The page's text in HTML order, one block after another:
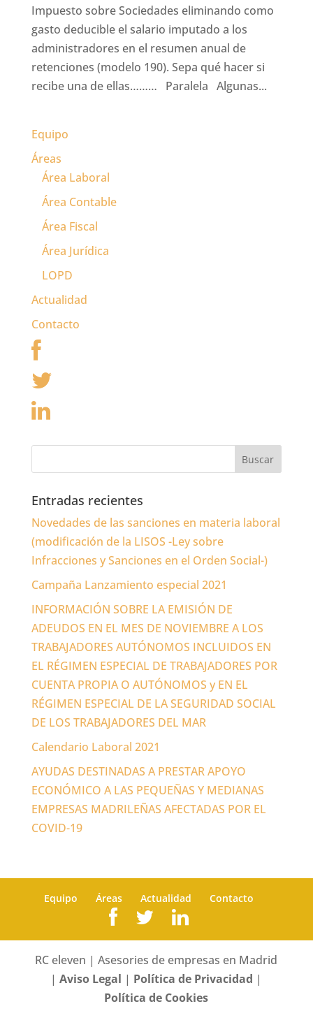
Impuesto sobre Sociedades eliminando como
gasto deducible el salario imputado a los
administradores en el resumen anual de
retenciones (modelo 190). Sepa qué hacer si
recibe una de ellas……… Paralela Algunas...
Equipo
Áreas
Área Laboral
Área Contable
Área Fiscal
Área Jurídica
LOPD
Actualidad
Contacto
Entradas recientes
Novedades de las sanciones en materia laboral
(modificación de la LISOS -Ley sobre
Infracciones y Sanciones en el Orden Social-)
Campaña Lanzamiento especial 2021
INFORMACIÓN SOBRE LA EMISIÓN DE
ADEUDOS EN EL MES DE NOVIEMBRE A LOS
TRABAJADORES AUTÓNOMOS INCLUIDOS EN
EL RÉGIMEN ESPECIAL DE TRABAJADORES POR
CUENTA PROPIA O AUTÓNOMOS y EN EL
RÉGIMEN ESPECIAL DE LA SEGURIDAD SOCIAL
DE LOS TRABAJADORES DEL MAR
Calendario Laboral 2021
AYUDAS DESTINADAS A PRESTAR APOYO
ECONÓMICO A LAS PEQUEÑAS Y MEDIANAS
EMPRESAS MADRILEÑAS AFECTADAS POR EL
COVID-19
Equipo Áreas Actualidad Contacto
RC eleven | Asesories de empresas en Madrid
|Aviso Legal | Política de Privacidad |
Política de Cookies